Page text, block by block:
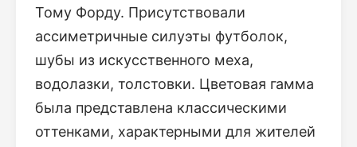
Тому Форду. Присутствовали
ассиметричные силуэты футболок,
шубы из искусственного меха,
водолазки, толстовки. Цветовая гамма
была представлена классическими
оттенками, характерными для жителей